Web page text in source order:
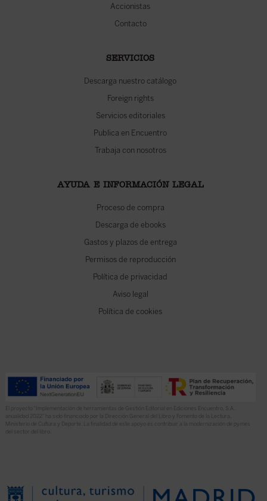
Accionistas
Contacto
SERVICIOS
Descarga nuestro catálogo
Foreign rights
Servicios editoriales
Publica en Encuentro
Trabaja con nosotros
AYUDA E INFORMACIÓN LEGAL
Proceso de compra
Descarga de ebooks
Gastos y plazos de entrega
Permisos de reproducción
Política de privacidad
Aviso legal
Política de cookies
El proyecto “Implementación de herramientas de Gestión Editorial en Ediciones Encuentro, S.A.
anualidad 2022” ha sido financiado por la Dirección General del Libro y Fomento de la Lectura,
Ministerio de Cultura y Deporte. La finalidad de este apoyo es contribuir a la modernización de pymes
del sector del libro.